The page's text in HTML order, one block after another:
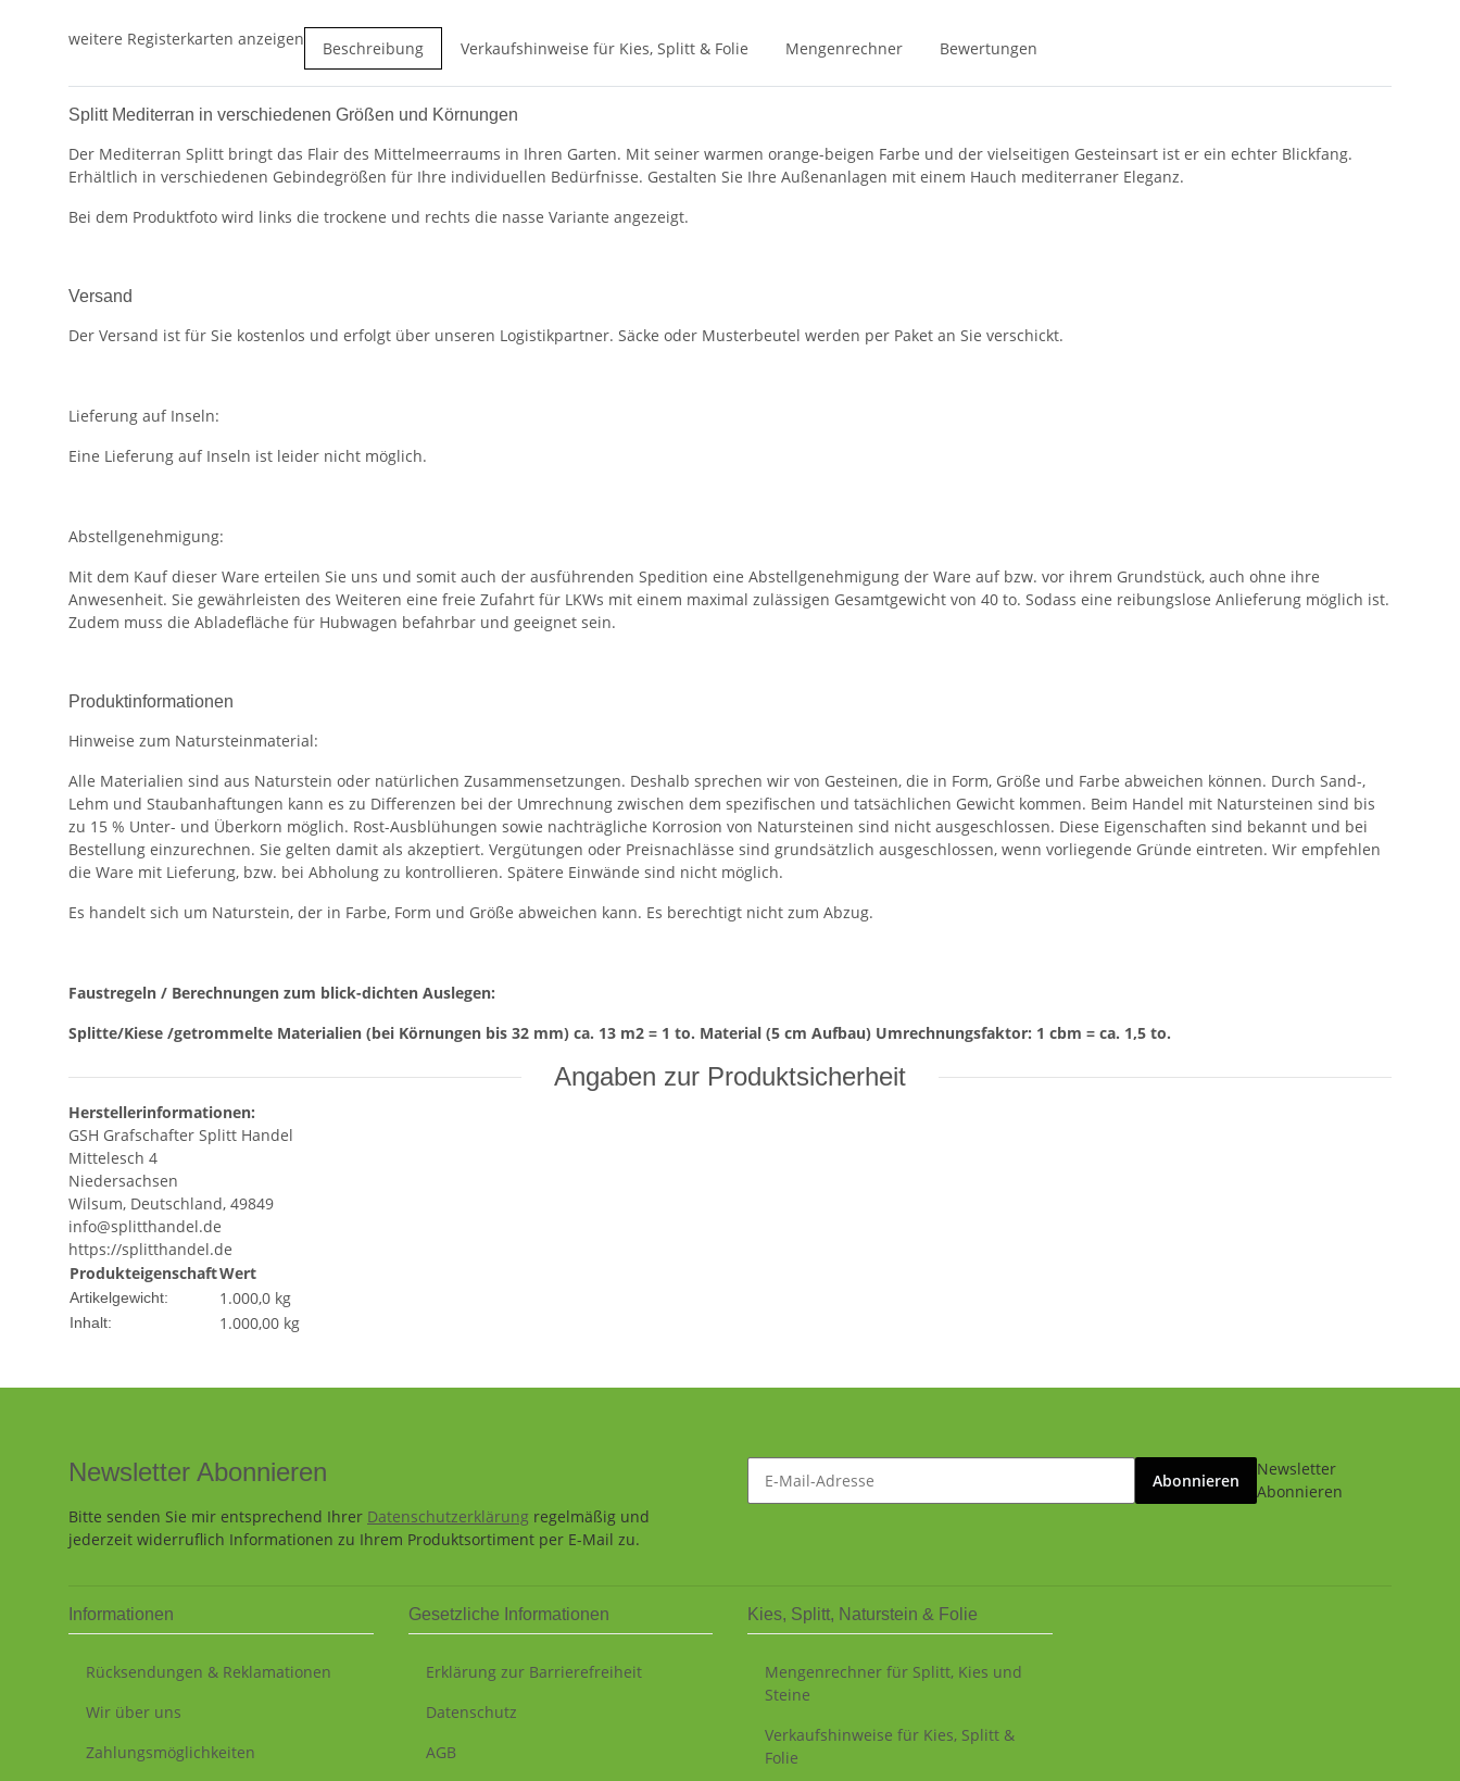
weitere Registerkarten anzeigen Beschreibung Verkaufshinweise für Kies, Splitt & Folie Mengenrechner Bewertungen
Splitt Mediterran in verschiedenen Größen und Körnungen
Der Mediterran Splitt bringt das Flair des Mittelmeerraums in Ihren Garten. Mit seiner warmen orange-beigen Farbe und der vielseitigen Gesteinsart ist er ein echter Blickfang.
Erhältlich in verschiedenen Gebindegrößen für Ihre individuellen Bedürfnisse. Gestalten Sie Ihre Außenanlagen mit einem Hauch mediterraner Eleganz.
Bei dem Produktfoto wird links die trockene und rechts die nasse Variante angezeigt.
Versand
Der Versand ist für Sie kostenlos und erfolgt über unseren Logistikpartner. Säcke oder Musterbeutel werden per Paket an Sie verschickt.
Lieferung auf Inseln:
Eine Lieferung auf Inseln ist leider nicht möglich.
Abstellgenehmigung:
Mit dem Kauf dieser Ware erteilen Sie uns und somit auch der ausführenden Spedition eine Abstellgenehmigung der Ware auf bzw. vor ihrem Grundstück, auch ohne ihre
Anwesenheit. Sie gewährleisten des Weiteren eine freie Zufahrt für LKWs mit einem maximal zulässigen Gesamtgewicht von 40 to. Sodass eine reibungslose Anlieferung möglich ist.
Zudem muss die Abladefläche für Hubwagen befahrbar und geeignet sein.
Produktinformationen
Hinweise zum Natursteinmaterial:
Alle Materialien sind aus Naturstein oder natürlichen Zusammensetzungen. Deshalb sprechen wir von Gesteinen, die in Form, Größe und Farbe abweichen können. Durch Sand-,
Lehm und Staubanhaftungen kann es zu Differenzen bei der Umrechnung zwischen dem spezifischen und tatsächlichen Gewicht kommen. Beim Handel mit Natursteinen sind bis
zu 15 % Unter- und Überkorn möglich. Rost-Ausblühungen sowie nachträgliche Korrosion von Natursteinen sind nicht ausgeschlossen. Diese Eigenschaften sind bekannt und bei
Bestellung einzurechnen. Sie gelten damit als akzeptiert. Vergütungen oder Preisnachlässe sind grundsätzlich ausgeschlossen, wenn vorliegende Gründe eintreten. Wir empfehlen
die Ware mit Lieferung, bzw. bei Abholung zu kontrollieren. Spätere Einwände sind nicht möglich.
Es handelt sich um Naturstein, der in Farbe, Form und Größe abweichen kann. Es berechtigt nicht zum Abzug.
Faustregeln / Berechnungen zum blick-dichten Auslegen:
Splitte/Kiese /getrommelte Materialien (bei Körnungen bis 32 mm) ca. 13 m2 = 1 to. Material (5 cm Aufbau) Umrechnungsfaktor: 1 cbm = ca. 1,5 to.
Angaben zur Produktsicherheit
Herstellerinformationen:
GSH Grafschafter Splitt Handel
Mittelesch 4
Niedersachsen
Wilsum, Deutschland, 49849
info@splitthandel.de
https://splitthandel.de
ProdukteigenschaftWert
Artikelgewicht: 1.000,0 kg
Inhalt: 1.000,00 kg
Newsletter Abonnieren
Bitte senden Sie mir entsprechend Ihrer Datenschutzerklärung regelmäßig und
jederzeit widerruflich Informationen zu Ihrem Produktsortiment per E-Mail zu.
Abonnieren
Newsletter
Abonnieren
Informationen
Rücksendungen & Reklamationen
Wir über uns
Zahlungsmöglichkeiten
Gesetzliche Informationen
Erklärung zur Barrierefreiheit
Datenschutz
AGB
Kies, Splitt, Naturstein & Folie
Mengenrechner für Splitt, Kies und
Steine
Verkaufshinweise für Kies, Splitt &
Folie